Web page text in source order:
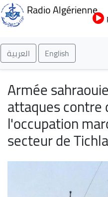
Radio Algérienne
العربية English
Armée
attaques contre
l'occupation
secteur de Tichla